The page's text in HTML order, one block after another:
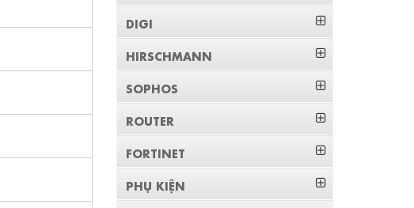
DIGI
HIRSCHMANN
SOPHOS
ROUTER
FORTINET
PHỤ KIỆN